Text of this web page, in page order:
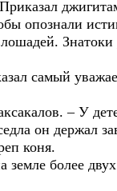
опознали
Знатоки
самый
– У
он держал
коня.
более